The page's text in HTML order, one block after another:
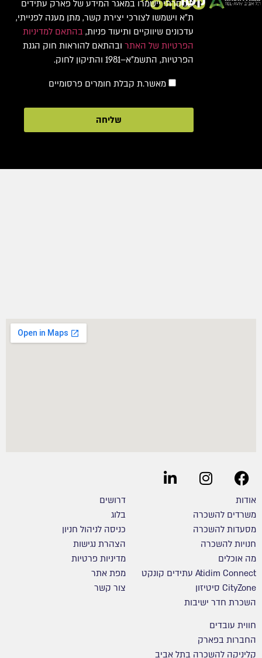
שמסרתי יישמרו במאגר המידע של פארק עתידים
ת"א וישמשו לצורכי יצירת קשר, מתן מענה לפנייתי,
עדכונים שיווקיים ותיעוד פניות, בהתאם למדיניות
הפרטיות של האתרובהתאם להוראות חוק הגנת
הפרטיות, התשמ"א–1981 והתיקון לחוק.
מאשר.ת קבלת חומרים פרסומיים
שליחה
אודות
משרדים להשכרה
מסעדות להשכרה
חנויות להשכרה
מה אוכלים
Atidim Connect עתידים קונקט
CityZone סיטיזון
השכרת חדר ישיבות
חווית עובדים
החברות בפארק
קליניקה להשכרה בתל אביב
דרושים
בלוג
כניסה לניהול חניון
הצהרת נגישות
מדיניות פרטיות
מפת אתר
צור קשר